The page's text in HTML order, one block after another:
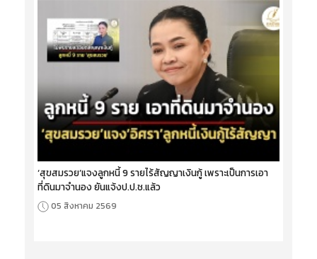
‘สุขสมรวย’แจงลูกหนี้ 9 รายไร้สัญญาเงินกู้ เพราะเป็นการเอา
ที่ดินมาจำนอง ยันแจ้งป.ป.ช.แล้ว
05 สิงหาคม 2569